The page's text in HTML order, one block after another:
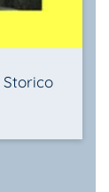
Storico